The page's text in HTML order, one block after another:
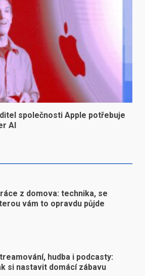
společnosti Apple potřebuje
AI
z domova: technika, se
vám to opravdu půjde
hudba i podcasty:
si nastavit domácí zábavu